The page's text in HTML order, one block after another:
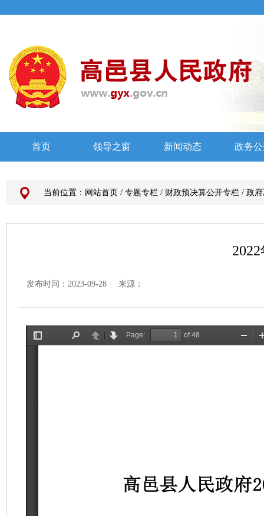
当前位置： 网站首页 / 专题专栏/ 财政预决算公开专栏/ 政
发布时间：2023-09-28 来源：